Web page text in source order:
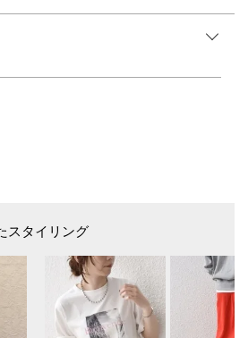
きまりやすい、着丈とサイズ感でワードロー
柔らかな風合いを出した生地を使用していま
ンリネンを使用しています。
ありながらも自然な落ち感があります。
離れして快適な着心地です。
スタイリング